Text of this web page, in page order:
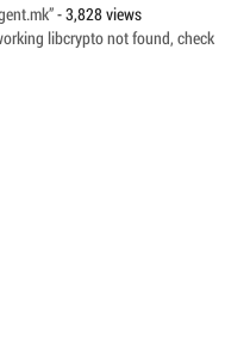
- 3,828 views
libcrypto not found, check